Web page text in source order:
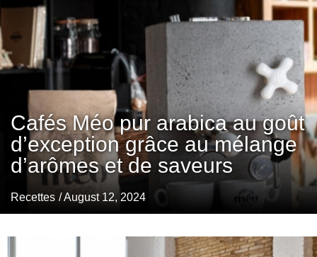
Cafés Méo pur arabica au goût
d’exception grâce au mélange
d’arômes et de saveurs
Recettes / August 12, 2024